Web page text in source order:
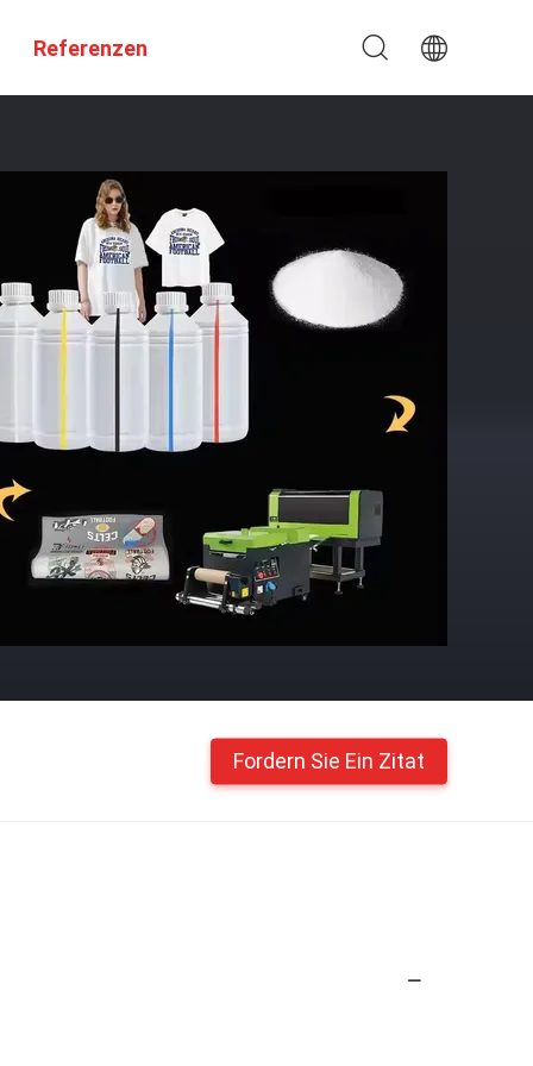
Referenzen
Fordern Sie Ein Zitat